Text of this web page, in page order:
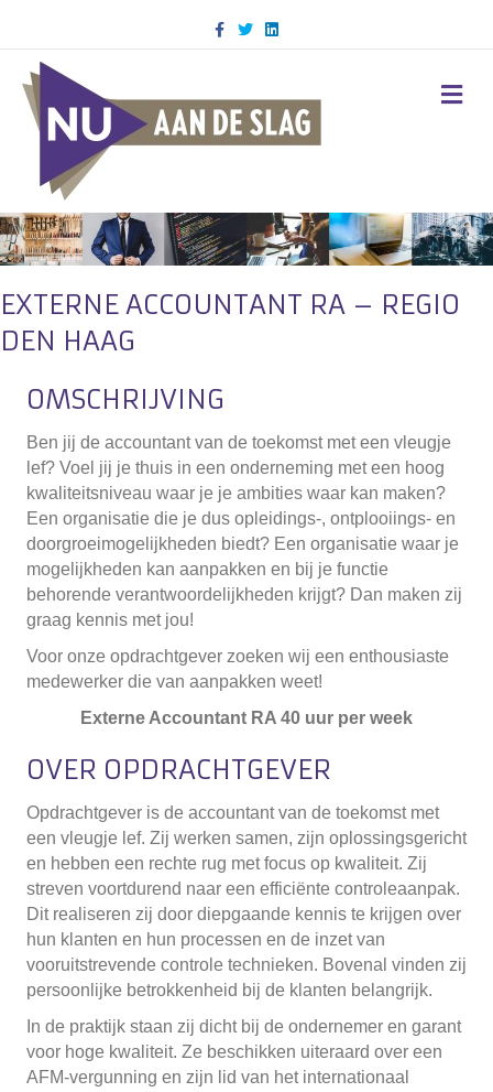
Facebook
TwitterLinkedin
EXTERNE ACCOUNTANT RA – REGIO
DEN HAAG
OMSCHRIJVING
Ben jij de accountant van de toekomst met een vleugje
lef? Voel jij je thuis in een onderneming met een hoog
kwaliteitsniveau waar je je ambities waar kan maken?
Een organisatie die je dus opleidings-, ontplooiings- en
doorgroeimogelijkheden biedt? Een organisatie waar je
mogelijkheden kan aanpakken en bij je functie
behorende verantwoordelijkheden krijgt? Dan maken zij
graag kennis met jou!
Voor onze opdrachtgever zoeken wij een enthousiaste
medewerker die van aanpakken weet!
Externe Accountant RA 40 uur per week
OVER OPDRACHTGEVER
Opdrachtgever is de accountant van de toekomst met
een vleugje lef. Zij werken samen, zijn oplossingsgericht
en hebben een rechte rug met focus op kwaliteit. Zij
streven voortdurend naar een efficiënte controleaanpak.
Dit realiseren zij door diepgaande kennis te krijgen over
hun klanten en hun processen en de inzet van
vooruitstrevende controle technieken. Bovenal vinden zij
persoonlijke betrokkenheid bij de klanten belangrijk.
In de praktijk staan zij dicht bij de ondernemer en garant
voor hoge kwaliteit. Ze beschikken uiteraard over een
AFM-vergunning en zijn lid van het internationaal